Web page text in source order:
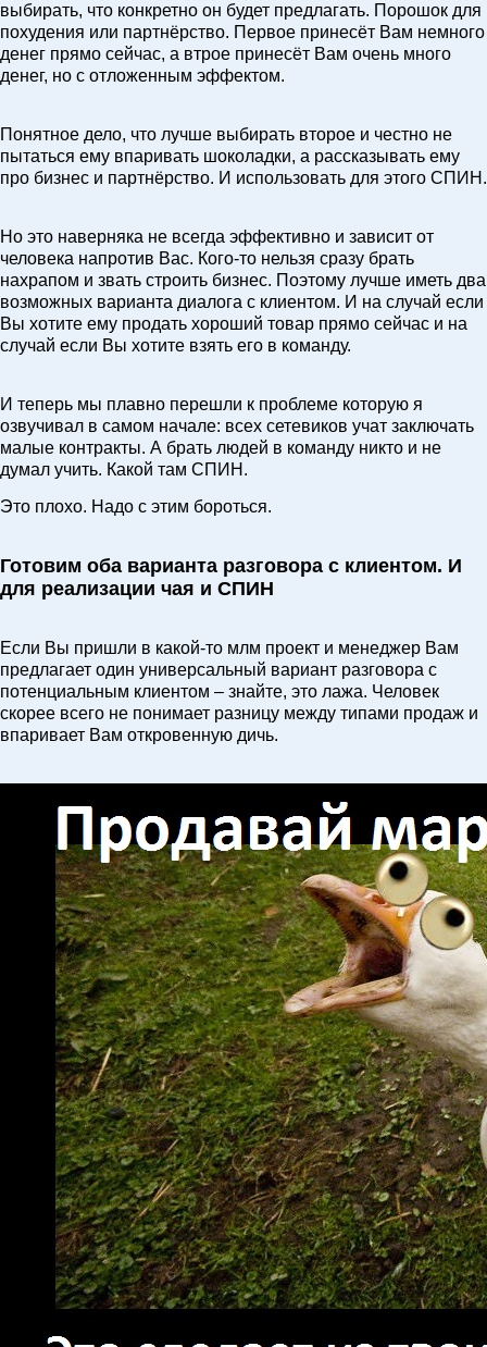
выбирать, что конкретно он будет предлагать. Порошок для
похудения или партнёрство. Первое принесёт Вам немного
денег прямо сейчас, а втрое принесёт Вам очень много
денег, но с отложенным эффектом.
Понятное дело, что лучше выбирать второе и честно не
пытаться ему впаривать шоколадки, а рассказывать ему
про бизнес и партнёрство. И использовать для этого СПИН.
Но это наверняка не всегда эффективно и зависит от
человека напротив Вас. Кого-то нельзя сразу брать
нахрапом и звать строить бизнес. Поэтому лучше иметь два
возможных варианта диалога с клиентом. И на случай если
Вы хотите ему продать хороший товар прямо сейчас и на
случай если Вы хотите взять его в команду.
И теперь мы плавно перешли к проблеме которую я
озвучивал в самом начале: всех сетевиков учат заключать
малые контракты. А брать людей в команду никто и не
думал учить. Какой там СПИН.
Это плохо. Надо с этим бороться.
Готовим оба варианта разговора с клиентом. И
для реализации чая и СПИН
Если Вы пришли в какой-то млм проект и менеджер Вам
предлагает один универсальный вариант разговора с
потенциальным клиентом – знайте, это лажа. Человек
скорее всего не понимает разницу между типами продаж и
впаривает Вам откровенную дичь.